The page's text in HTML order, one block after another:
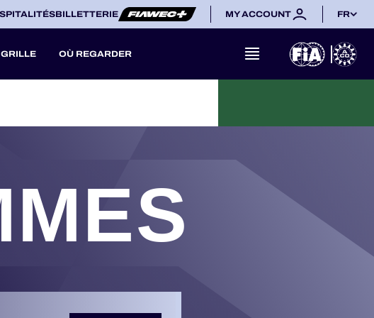
BILLETTERIE MY ACCOUNT FR
OÙ REGARDER